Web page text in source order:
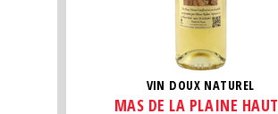
VIN DOUX NATUREL
MAS DE LA PLAINE